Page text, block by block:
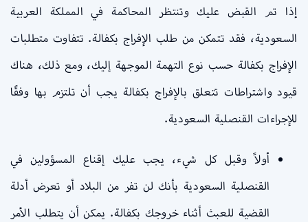
إذا تم القبض عليك وتنتظر المحاكمة في المملكة العربية
السعودية، فقد تتمكن من طلب الإفراج بكفالة. تتفاوت متطلبات
الإفراج بكفالة حسب نوع التهمة الموجهة إليك، ومع ذلك، هناك
قيود واشتراطات تتعلق بالإفراج بكفالة يجب أن تلتزم بها وفقًا
للإجراءات القنصلية السعودية.
أولاً وقبل كل شيء، يجب عليك إقناع المسؤولين في
القنصلية السعودية بأنك لن تفر من البلاد أو تعرض أدلة
القضية للعبث أثناء خروجك بكفالة. يمكن أن يتطلب الأمر